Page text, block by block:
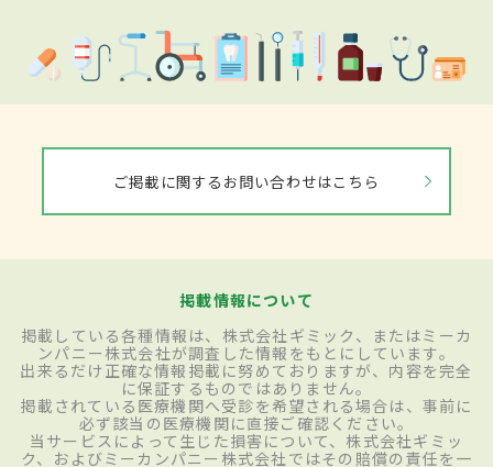
ご掲載に関するお問い合わせはこちら
掲載情報について
掲載している各種情報は、株式会社ギミック、またはミーカ
ンパニー株式会社が調査した情報をもとにしています。
出来るだけ正確な情報掲載に努めておりますが、内容を完全
に保証するものではありません。
掲載されている医療機関へ受診を希望される場合は、事前に
必ず該当の医療機関に直接ご確認ください。
当サービスによって生じた損害について、株式会社ギミッ
ク、およびミーカンパニー株式会社ではその賠償の責任を一